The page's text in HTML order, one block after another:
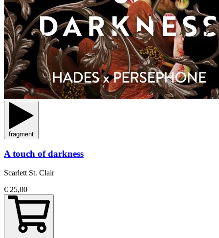
fragment
A touch of darkness
Scarlett St. Clair
€ 25,00